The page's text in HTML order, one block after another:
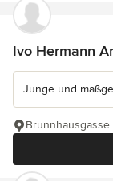
Ivo Hermann
Junge und